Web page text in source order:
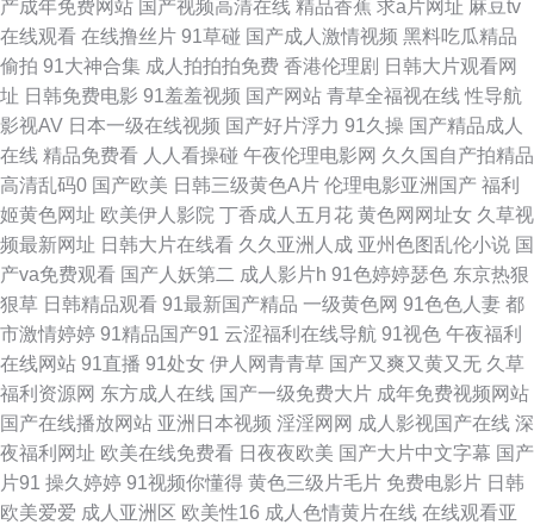
区诱惑 www超碰 日本狠狠撸 香蕉视频黄在线 国产海角自拍视频 日韩5区 看
电影免费网站 亚洲午夜二区 亚洲东方色图 黄色片在线 中文字幕熟女在线 91
入口观看视频 黑料AV在线 国产情侣精品激情 日本撸综合 伊人青青大香蕉 超
碰久草大香蕉 老湿机69福利区视频 久艹在线 www91欧美 欧美在线cn 美女
网站h 91真人视频 草莓网站 麻豆传媒亚洲无码 WWWX入小X 午夜色桃视频
超碰天堂网 国产性爱区在线观看 97影院在线午夜 91制天麻传媒 久久Av少妇
A级片 亚洲精品毛片在线观看 男同肛交国产自拍 久草资源网 亚洲先锋影音
久久 91青草依依性爱网 九九6热在线视频观看 电影天堂在线免费 亚洲欧美
在线网址 青青操网站 九草网站免费观看视 尤物com在线天堂 99全部精品 欧
产成年免费网站 国产视频高清在线 精品香蕉 求a片网址 麻豆tv
在线观看 在线撸丝片 91草碰 国产成人激情视频 黑料吃瓜精品
偷拍 91大神合集 成人拍拍拍免费 香港伦理剧 日韩大片观看网
址 日韩免费电影 91羞羞视频 国产网站 青草全福视在线 性导航
影视AV 日本一级在线视频 国产好片浮力 91久操 国产精品成人
在线 精品免费看 人人看操碰 午夜伦理电影网 久久国自产拍精品
高清乱码0 国产欧美 日韩三级黄色A片 伦理电影亚洲国产 福利
姬黄色网址 欧美伊人影院 丁香成人五月花 黄色网网址女 久草视
频最新网址 日韩大片在线看 久久亚洲人成 亚州色图乱伦小说 国
产va免费观看 国产人妖第二 成人影片h 91色婷婷瑟色 东京热狠
狠草 日韩精品观看 91最新国产精品 一级黄色网 91色色人妻 都
市激情婷婷 91精品国产91 云涩福利在线导航 91视色 午夜福利
在线网站 91直播 91处女 伊人网青青草 国产又爽又黄又无 久草
福利资源网 东方成人在线 国产一级免费大片 成年免费视频网站
国产在线播放网站 亚洲日本视频 淫淫网网 成人影视国产在线 深
夜福利网址 欧美在线免费看 日夜夜欧美 国产大片中文字幕 国产
片91 操久婷婷 91视频你懂得 黄色三级片毛片 免费电影片 日韩
欧美爱爱 成人亚洲区 欧美性16 成人色情黄片在线 在线观看亚